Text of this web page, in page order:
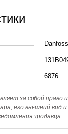
Danfoss
6876
за собой право
его внешний вид
продавца.